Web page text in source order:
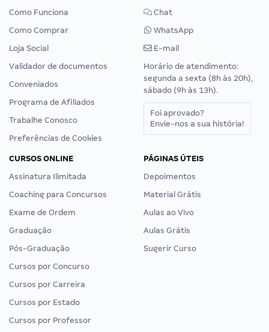
Como Funciona
Como Comprar
Loja Social
Validador de documentos
Conveniados
Programa de Afiliados
Trabalhe Conosco
Preferências de Cookies
Chat
WhatsApp
E-mail
Horário de atendimento:
segunda a sexta (8h às 20h),
sábado (9h às 13h).
Foi aprovado?
Envie-nos a sua história!
CURSOS ONLINE
Assinatura Ilimitada
Coaching para Concursos
Exame de Ordem
Graduação
Pós-Graduação
Cursos por Concurso
Cursos por Carreira
Cursos por Estado
Cursos por Professor
PÁGINAS ÚTEIS
Depoimentos
Material Grátis
Aulas ao Vivo
Aulas Grátis
Sugerir Curso